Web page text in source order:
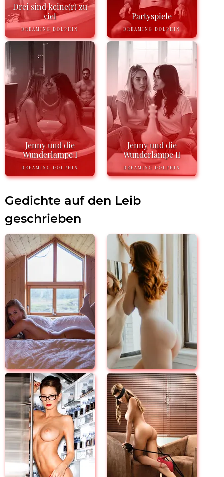
Drei sind keine(r) zu
viel
DREAMING DOLPHIN
Partyspiele
DREAMING DOLPHIN
Jenny und die
Wunderlampe I
DREAMING DOLPHIN
Jenny und die
Wunderlampe II
DREAMING DOLPHIN
Gedichte auf den Leib
geschrieben